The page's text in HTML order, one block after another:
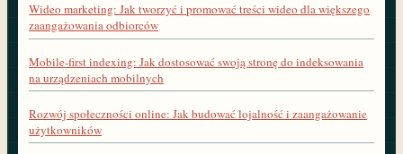
Wideo marketing: Jak tworzyć i promować treści wideo dla większego
zaangażowania odbiorców
Mobile-first indexing: Jak dostosować swoją stronę do indeksowania
na urządzeniach mobilnych
Rozwój społeczności online: Jak budować lojalność i zaangażowanie
użytkowników